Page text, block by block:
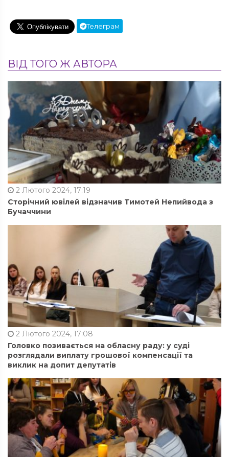
Телеграм
ВІД ТОГО Ж АВТОРА
2 Лютого 2024, 17:19
Сторічний ювілей відзначив Тимотей Непийвода з
Бучаччини
2 Лютого 2024, 17:08
Головко позивається на обласну раду: у суді
розглядали виплату грошової компенсації та
виклик на допит депутатів